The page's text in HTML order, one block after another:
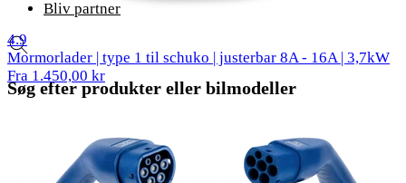
Bliv partner
Søg efter produkter eller bilmodeller
4.9
Mormorlader | type 1 til schuko | justerbar 8A - 16A | 3,7kW
Fra 1.450,00 kr